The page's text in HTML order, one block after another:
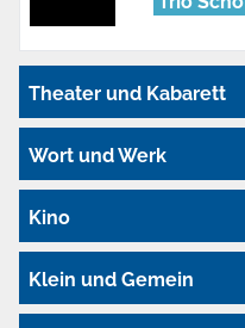
Theater und Kabarett
Wort und Werk
Kino
Klein und Gemein